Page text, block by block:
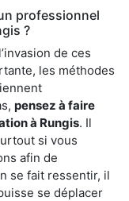
professionnel
?
de ces
les méthodes
pensez à faire
à Rungis. Il
si vous
afin de
se fait ressentir, il
se déplacer